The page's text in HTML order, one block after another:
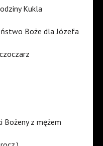
Kukla
Boże dla Józefa
Bożeny z mężem